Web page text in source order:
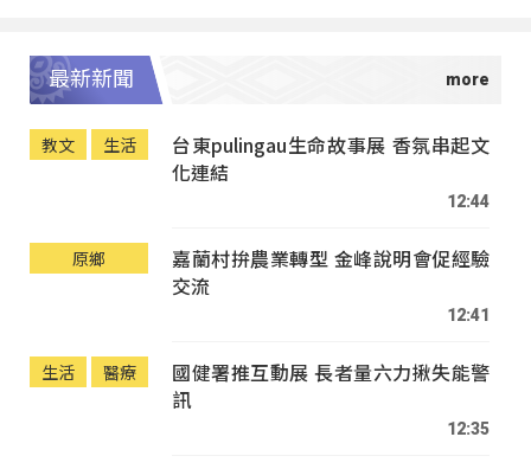
最新新聞
教文 生活
台東pulingau生命故事展 香氛串起文
化連結
12:44
原鄉
嘉蘭村拚農業轉型 金峰說明會促經驗
交流
12:41
生活 醫療
國健署推互動展 長者量六力揪失能警
訊
12:35